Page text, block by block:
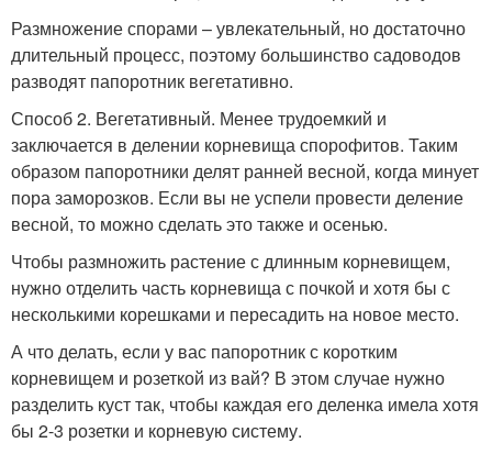
Размножение спорами – увлекательный, но достаточно
длительный процесс, поэтому большинство садоводов
разводят папоротник вегетативно.
Способ 2. Вегетативный. Менее трудоемкий и
заключается в делении корневища спорофитов. Таким
образом папоротники делят ранней весной, когда минует
пора заморозков. Если вы не успели провести деление
весной, то можно сделать это также и осенью.
Чтобы размножить растение с длинным корневищем,
нужно отделить часть корневища с почкой и хотя бы с
несколькими корешками и пересадить на новое место.
А что делать, если у вас папоротник с коротким
корневищем и розеткой из вай? В этом случае нужно
разделить куст так, чтобы каждая его деленка имела хотя
бы 2-3 розетки и корневую систему.